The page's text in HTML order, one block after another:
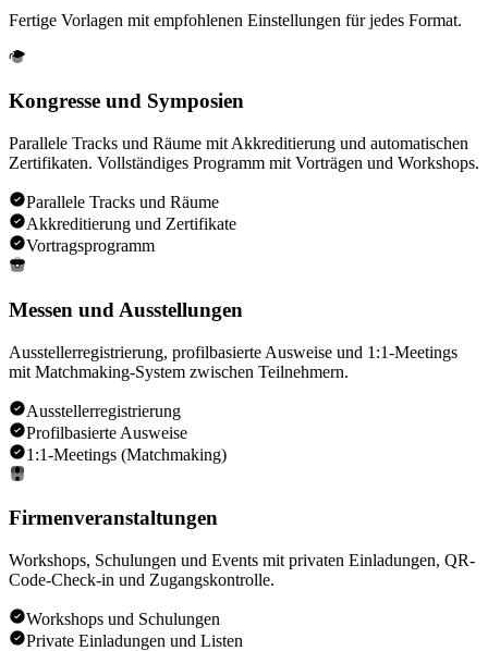
Fertige Vorlagen mit empfohlenen Einstellungen für jedes Format.
Kongresse und Symposien
Parallele Tracks und Räume mit Akkreditierung und automatischen
Zertifikaten. Vollständiges Programm mit Vorträgen und Workshops.
Parallele Tracks und Räume
Akkreditierung und Zertifikate
Vortragsprogramm
Messen und Ausstellungen
Ausstellerregistrierung, profilbasierte Ausweise und 1:1-Meetings
mit Matchmaking-System zwischen Teilnehmern.
Ausstellerregistrierung
Profilbasierte Ausweise
1:1-Meetings (Matchmaking)
Firmenveranstaltungen
Workshops, Schulungen und Events mit privaten Einladungen, QR-
Code-Check-in und Zugangskontrolle.
Workshops und Schulungen
Private Einladungen und Listen